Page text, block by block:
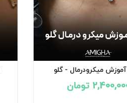
میکرودرمال - گلو
تومان